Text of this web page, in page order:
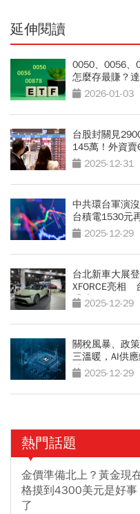
延伸閱讀
0050、0056、
怎麼存最賺？
2026-01-03
台股封關見
145萬！外資
2025-12-31
中共環台軍演
台積電1530元
2025-12-29
台北新車大展
XFORCE亮相
重磅2025-12-29
關稅風暴、政
三溫暖，AI供
體？2025-12-29
熱門話題
金價準備北上？黃金現
格摸到4300美元是好
了